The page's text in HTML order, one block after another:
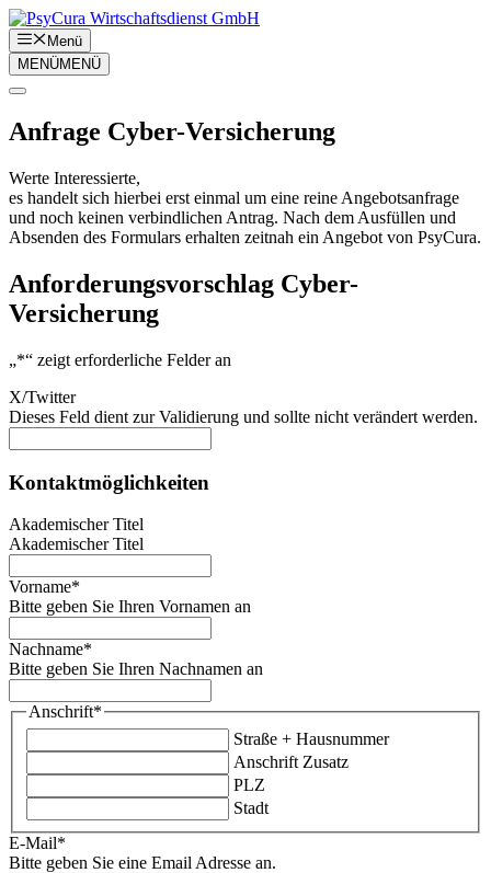
Zum
Inhalt
springen
Menü
MENÜMENÜ
Anfrage Cyber-Versicherung
Werte Interessierte,
es handelt sich hierbei erst einmal um eine reine Angebotsanfrage
und noch keinen verbindlichen Antrag. Nach dem Ausfüllen und
Absenden des Formulars erhalten zeitnah ein Angebot von PsyCura.
Anforderungsvorschlag Cyber-
Versicherung
„*“ zeigt erforderliche Felder an
X/Twitter
Dieses Feld dient zur Validierung und sollte nicht verändert werden.
Kontaktmöglichkeiten
Akademischer Titel
Akademischer Titel
Vorname*
Bitte geben Sie Ihren Vornamen an
Nachname*
Bitte geben Sie Ihren Nachnamen an
Anschrift*
Straße + Hausnummer
Anschrift Zusatz
PLZ
Stadt
E-Mail*
Bitte geben Sie eine Email Adresse an.